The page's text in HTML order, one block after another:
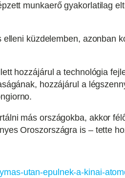
munkaerő gyakorlatilag
küzdelemben, azonban
hozzájárul a technológia
hozzájárul a
más országokba, akkor
Oroszországra is – tette
utan-epulnek-a-kinai-